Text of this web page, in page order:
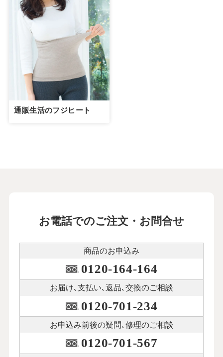
通販生活のフジヒート
お電話でのご注文・お問合せ
商品のお申込み
0120-164-164
お届け､支払い､ 返品､交換のご相談
0120-701-234
お申込み前後の疑問､修理のご相談
0120-701-567